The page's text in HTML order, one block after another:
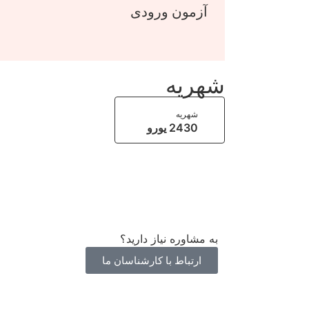
آزمون ورودی
شهریه
شهریه
2430 یورو
به مشاوره نیاز دارید؟
ارتباط با کارشناسان ما